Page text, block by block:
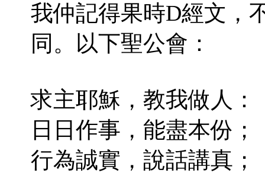
我仲記得果時D經文，
同。以下聖公會：
求主耶穌，教我做人：
日日作事，能盡本份；
行為誠實，說話講真；